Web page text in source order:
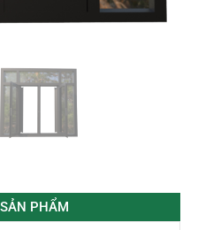
PHẨM